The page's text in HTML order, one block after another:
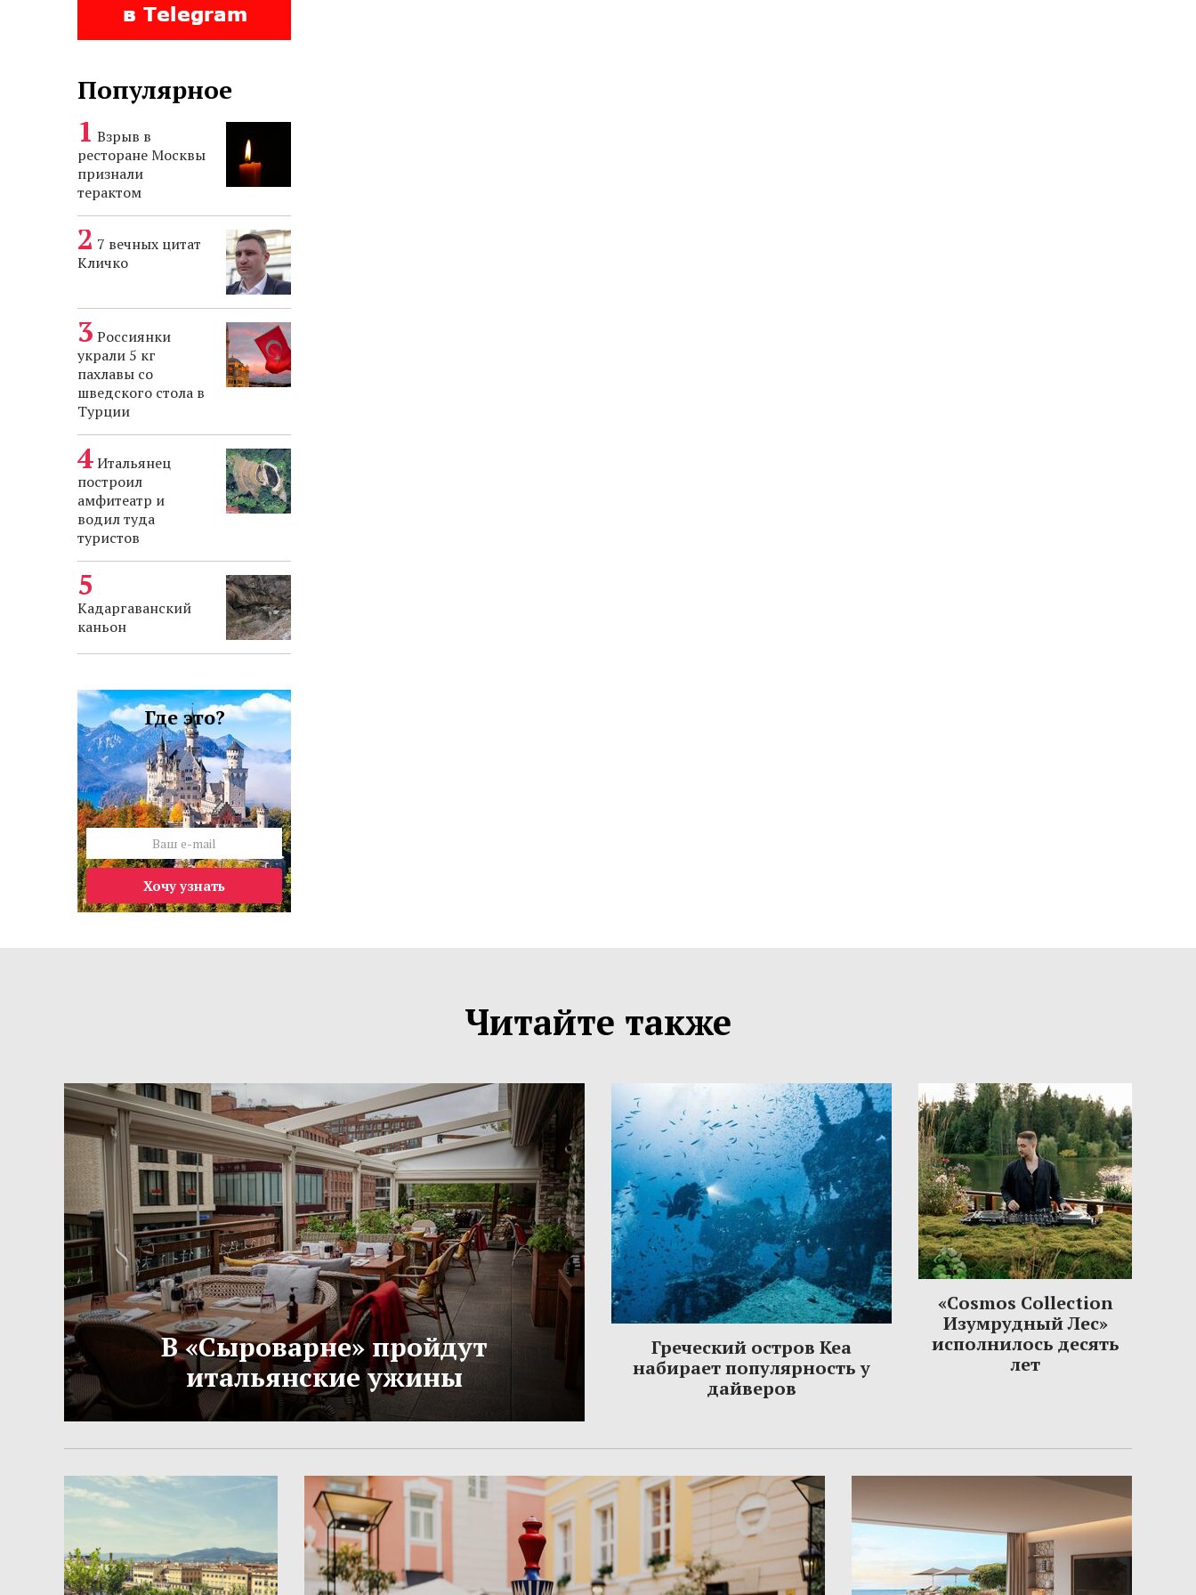
Популярное
Взрыв в
ресторане Москвы
признали
терактом
7 вечных цитат
Кличко
Россиянки
украли 5 кг
пахлавы со
шведского стола в
Турции
Итальянец
построил
амфитеатр и
водил туда
туристов
Кадаргаванский
каньон
Где это?
Хочу узнать
Читайте также
В «Сыроварне» пройдут
итальянские ужины
Греческий остров Кеа
набирает популярность у
дайверов
«Cosmos Collection
Изумрудный Лес»
исполнилось десять
лет